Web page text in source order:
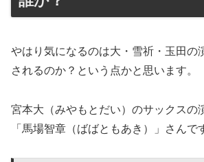
やはり気になるのは大・雪祈・玉田の
されるのか？という点かと思います。
宮本大（みやもとだい）のサックスの
「馬場智章（ばばともあき）」さんで